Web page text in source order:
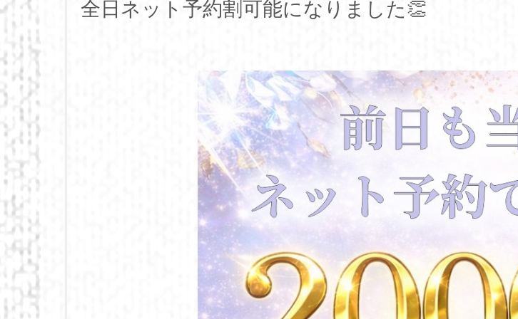
全日ネット予約割可能になりました👏